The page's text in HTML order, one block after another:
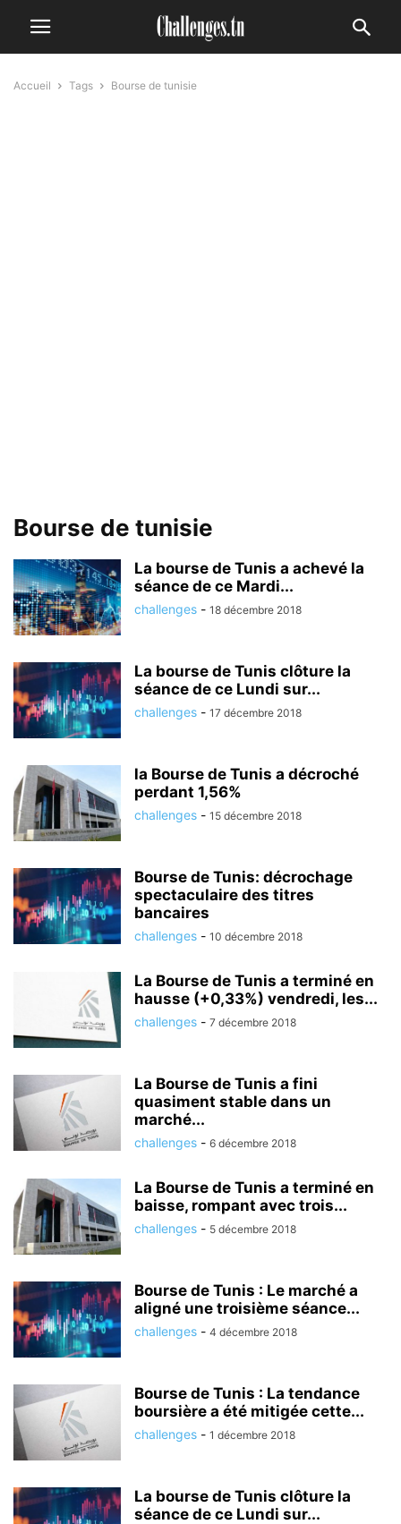
Accueil Tags Bourse de tunisie
Bourse de tunisie
La bourse de Tunis a achevé la
séance de ce Mardi...
challenges - 18 décembre 2018
La bourse de Tunis clôture la
séance de ce Lundi sur...
challenges - 17 décembre 2018
la Bourse de Tunis a décroché
perdant 1,56%
challenges - 15 décembre 2018
Bourse de Tunis: décrochage
spectaculaire des titres
bancaires
challenges - 10 décembre 2018
La Bourse de Tunis a terminé en
hausse (+0,33%) vendredi, les...
challenges - 7 décembre 2018
La Bourse de Tunis a fini
quasiment stable dans un
marché...
challenges - 6 décembre 2018
La Bourse de Tunis a terminé en
baisse, rompant avec trois...
challenges - 5 décembre 2018
Bourse de Tunis : Le marché a
aligné une troisième séance...
challenges - 4 décembre 2018
Bourse de Tunis : La tendance
boursière a été mitigée cette...
challenges - 1 décembre 2018
La bourse de Tunis clôture la
séance de ce Lundi sur...